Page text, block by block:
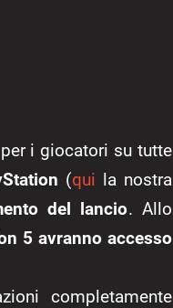
i giocatori su tutte
(qui la nostra
del lancio. Allo
5 avranno accesso
completamente